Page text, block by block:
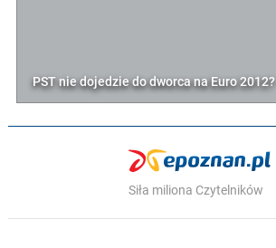
PST nie dojedzie do dworca na Euro 2012?
Siła miliona Czytelników